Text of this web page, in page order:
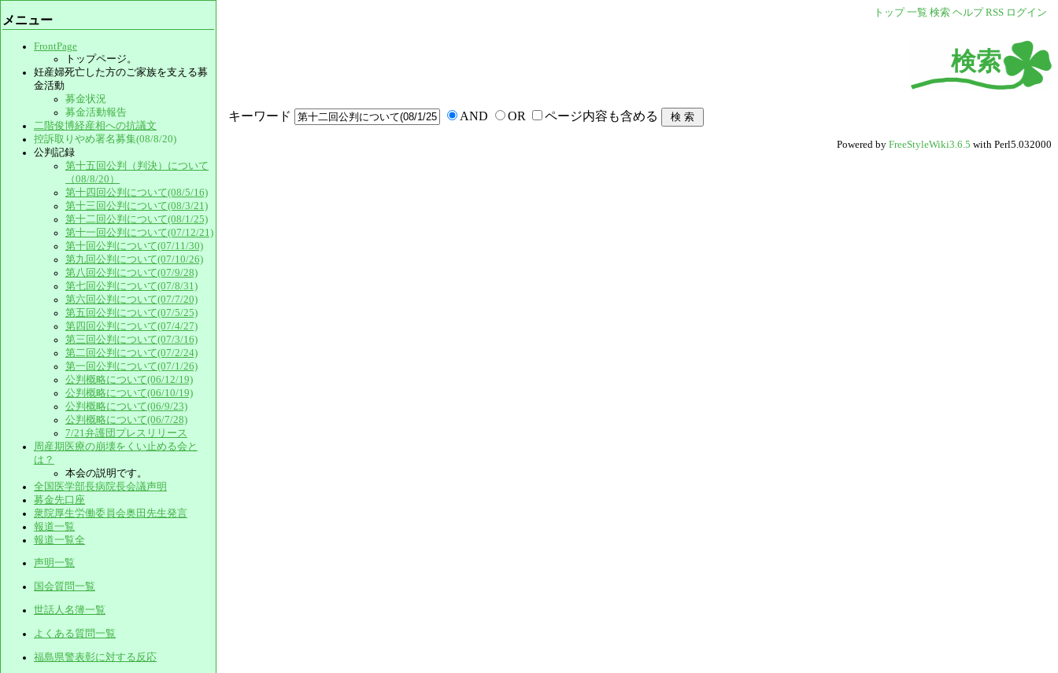
トップ 一覧 検索 ヘルプ RSS ログイン
検索
キーワード AND OR ページ内容も含める
メニュー
FrontPage
トップページ。
妊産婦死亡した方のご家族を支える募
金活動
募金状況
募金活動報告
二階俊博経産相への抗議文
控訴取りやめ署名募集(08/8/20)
公判記録
第十五回公判（判決）について
（08/8/20）
第十四回公判について(08/5/16)
第十三回公判について(08/3/21)
第十二回公判について(08/1/25)
第十一回公判について(07/12/21)
第十回公判について(07/11/30)
第九回公判について(07/10/26)
第八回公判について(07/9/28)
第七回公判について(07/8/31)
第六回公判について(07/7/20)
第五回公判について(07/5/25)
第四回公判について(07/4/27)
第三回公判について(07/3/16)
第二回公判について(07/2/24)
第一回公判について(07/1/26)
公判概略について(06/12/19)
公判概略について(06/10/19)
公判概略について(06/9/23)
公判概略について(06/7/28)
7/21弁護団プレスリリース
周産期医療の崩壊をくい止める会と
は？
本会の説明です。
全国医学部長病院長会議声明
募金先口座
衆院厚生労働委員会奥田先生発言
報道一覧
報道一覧全
声明一覧
国会質問一覧
世話人名簿一覧
よくある質問一覧
福島県警表彰に対する反応
Powered by FreeStyleWiki3.6.5 with Perl5.032000